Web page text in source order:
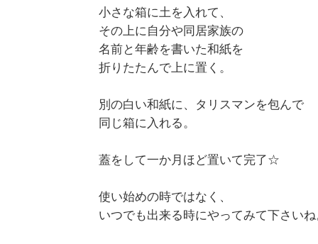
小さな箱に土を入れて、
その上に自分や同居家族の
名前と年齢を書いた和紙を
折りたたんで上に置く。
別の白い和紙に、タリスマンを包んで
同じ箱に入れる。
蓋をして一か月ほど置いて完了☆
使い始めの時ではなく、
いつでも出来る時にやってみて下さい